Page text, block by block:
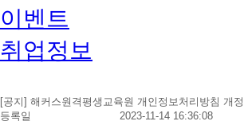
이벤트
취업정보
[공지] 해커스원격평생교육원 개인정보처리방침 개
등록일
2023-11-14 16:36:08